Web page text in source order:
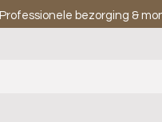
Professionele bezorging &